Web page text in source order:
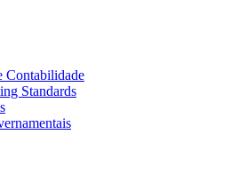
Contabilidade
Standards